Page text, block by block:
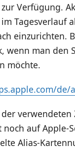
zur Verfügung.
Tagesverlauf
einzurichten.
wenn man den
möchte.
de/
noch auf Apple-
Alias-